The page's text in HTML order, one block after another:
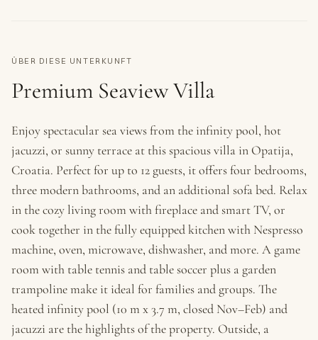
ÜBER DIESE UNTERKUNFT
Premium Seaview Villa
Enjoy spectacular sea views from the infinity pool, hot
jacuzzi, or sunny terrace at this spacious villa in Opatija,
Croatia. Perfect for up to 12 guests, it offers four bedrooms,
three modern bathrooms, and an additional sofa bed. Relax
in the cozy living room with fireplace and smart TV, or
cook together in the fully equipped kitchen with Nespresso
machine, oven, microwave, dishwasher, and more. A game
room with table tennis and table soccer plus a garden
trampoline make it ideal for families and groups. The
heated infinity pool (10 m x 3.7 m, closed Nov–Feb) and
jacuzzi are the highlights of the property. Outside, a